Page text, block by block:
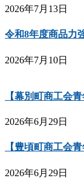
2026年7月13日
令和8年度商品力
2026年7月10日
【幕別町商工会
2026年6月29日
【豊頃町商工会
2026年6月29日